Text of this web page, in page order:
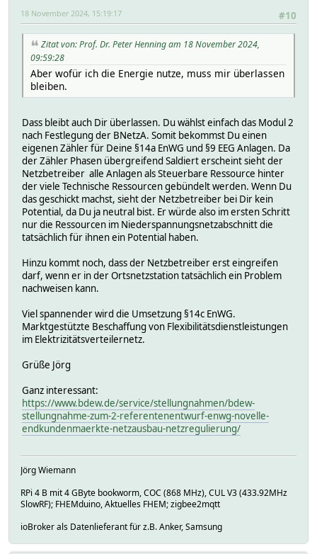
#10
18 November 2024, 15:19:17
Zitat von: Prof. Dr. Peter Henning am 18 November 2024,
09:59:28
Aber wofür ich die Energie nutze, muss mir überlassen
bleiben.
Dass bleibt auch Dir überlassen. Du wählst einfach das Modul 2
nach Festlegung der BNetzA. Somit bekommst Du einen
eigenen Zähler für Deine §14a EnWG und §9 EEG Anlagen. Da
der Zähler Phasen übergreifend Saldiert erscheint sieht der
Netzbetreiber alle Anlagen als Steuerbare Ressource hinter
der viele Technische Ressourcen gebündelt werden. Wenn Du
das geschickt machst, sieht der Netzbetreiber bei Dir kein
Potential, da Du ja neutral bist. Er würde also im ersten Schritt
nur die Ressourcen im Niederspannungsnetzabschnitt die
tatsächlich für ihnen ein Potential haben.
Hinzu kommt noch, dass der Netzbetreiber erst eingreifen
darf, wenn er in der Ortsnetzstation tatsächlich ein Problem
nachweisen kann.
Viel spannender wird die Umsetzung §14c EnWG.
Marktgestützte Beschaffung von Flexibilitätsdienstleistungen
im Elektrizitätsverteilernetz.
Grüße Jörg
Ganz interessant:
https://www.bdew.de/service/stellungnahmen/bdew-
stellungnahme-zum-2-referentenentwurf-enwg-novelle-
endkundenmaerkte-netzausbau-netzregulierung/
Jörg Wiemann
RPi 4 B mit 4 GByte bookworm, COC (868 MHz), CUL V3 (433.92MHz
SlowRF); FHEMduino, Aktuelles FHEM; zigbee2mqtt
ioBroker als Datenlieferant für z.B. Anker, Samsung